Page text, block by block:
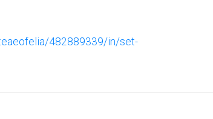
482889339/in/set-